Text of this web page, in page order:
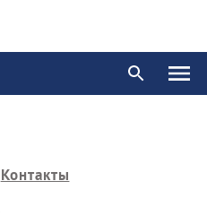
Контакты